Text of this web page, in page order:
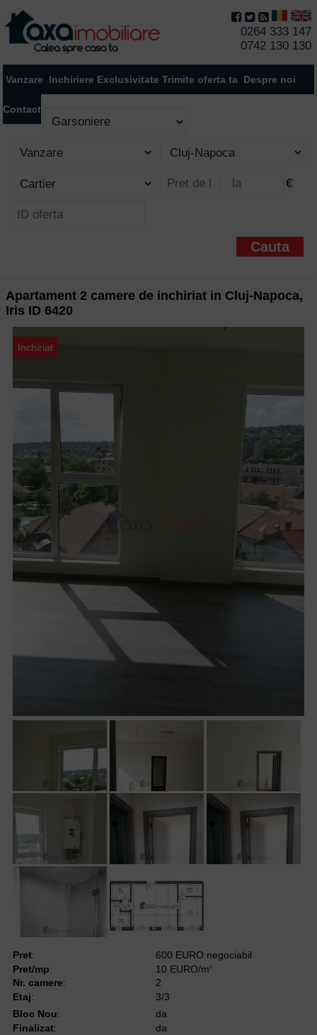
0264 333 147
0742 130 130
Vanzare Inchiriere Exclusivitate Trimite oferta ta Despre noi
Contact
€
Apartament 2 camere de inchiriat in Cluj-Napoca,
Iris ID 6420
Inchiriat
Pret:
600 EURO negociabil
Pret/mp: 10 EURO/m2
Nr. camere:
2
Etaj:
3/3
Bloc Nou:
da
Finalizat:
da